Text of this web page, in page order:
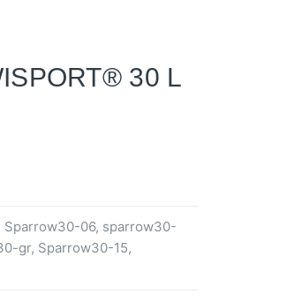
30 L
06, sparrow30-
gr, Sparrow30-15,